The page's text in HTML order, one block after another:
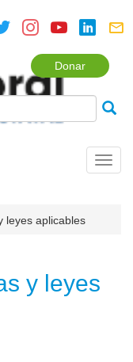
Donar
leyes aplicables
y leyes